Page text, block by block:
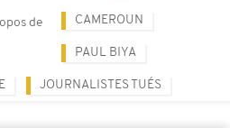
de CAMEROUN
PAUL BIYA
JOURNALISTES TUÉS